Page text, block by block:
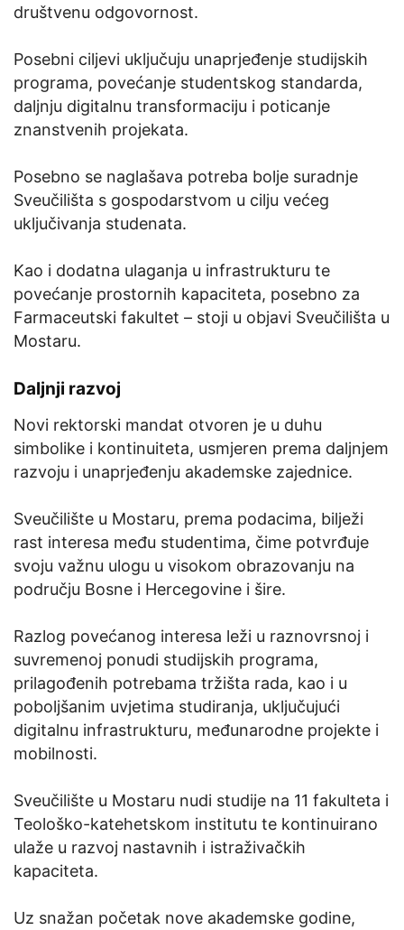
društvenu odgovornost.
Posebni ciljevi uključuju unaprjeđenje studijskih
programa, povećanje studentskog standarda,
daljnju digitalnu transformaciju i poticanje
znanstvenih projekata.
Posebno se naglašava potreba bolje suradnje
Sveučilišta s gospodarstvom u cilju većeg
uključivanja studenata.
Kao i dodatna ulaganja u infrastrukturu te
povećanje prostornih kapaciteta, posebno za
Farmaceutski fakultet – stoji u objavi Sveučilišta u
Mostaru.
Daljnji razvoj
Novi rektorski mandat otvoren je u duhu
simbolike i kontinuiteta, usmjeren prema daljnjem
razvoju i unaprjeđenju akademske zajednice.
Sveučilište u Mostaru, prema podacima, bilježi
rast interesa među studentima, čime potvrđuje
svoju važnu ulogu u visokom obrazovanju na
području Bosne i Hercegovine i šire.
Razlog povećanog interesa leži u raznovrsnoj i
suvremenoj ponudi studijskih programa,
prilagođenih potrebama tržišta rada, kao i u
poboljšanim uvjetima studiranja, uključujući
digitalnu infrastrukturu, međunarodne projekte i
mobilnosti.
Sveučilište u Mostaru nudi studije na 11 fakulteta i
Teološko-katehetskom institutu te kontinuirano
ulaže u razvoj nastavnih i istraživačkih
kapaciteta.
Uz snažan početak nove akademske godine,